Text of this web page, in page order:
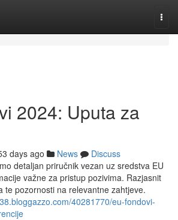
2024: Uputa za
days ago News
Discuss
detaljan priručnik vezan uz sredstva EU
važne za pristup pozivima. Razjasnit
te pozornosti na relevantne zahtjeve.
40281770/eu-fondovi-